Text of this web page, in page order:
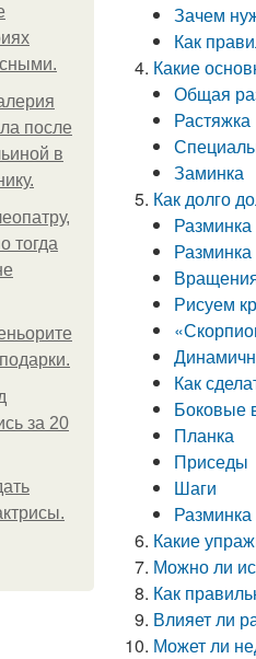
после
в
тогда
за 20
Зачем
Как
Какие
Общая
Растяжка
Заминка
Как долго
Рисуем
Как
Боковые
Планка
Приседы
Шаги
Какие
Можно ли
Как
Влияет ли
Может ли